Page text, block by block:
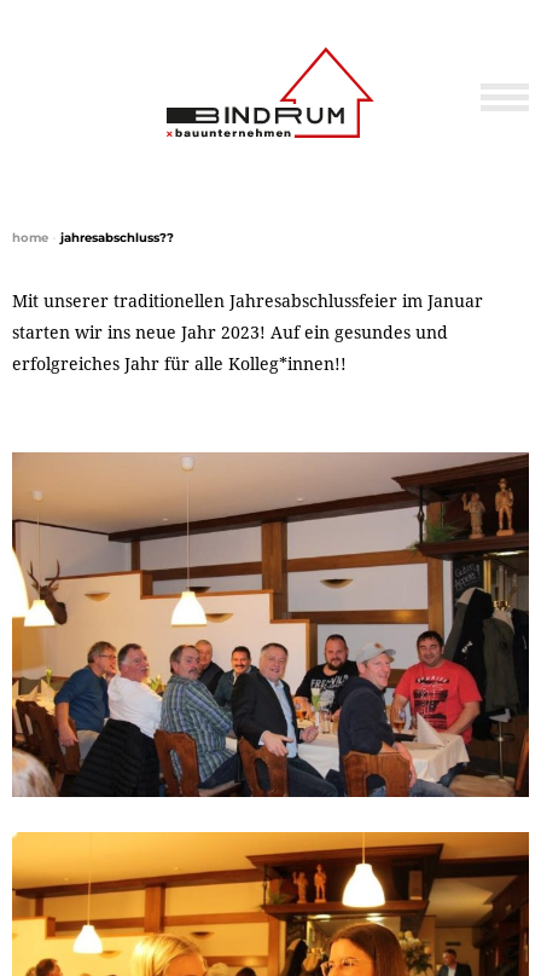
home jahresabschluss??
Mit unserer traditionellen Jahresabschlussfeier im Januar
starten wir ins neue Jahr 2023! Auf ein gesundes und
erfolgreiches Jahr für alle Kolleg*innen!!